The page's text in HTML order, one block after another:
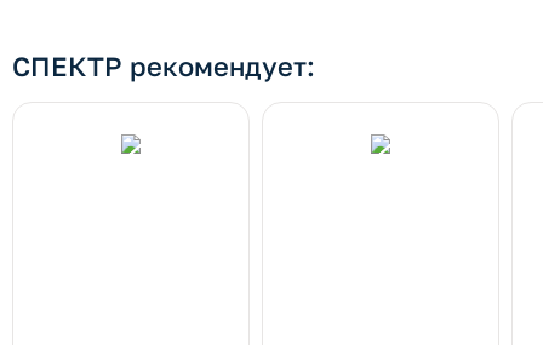
СПЕКТР рекомендует: